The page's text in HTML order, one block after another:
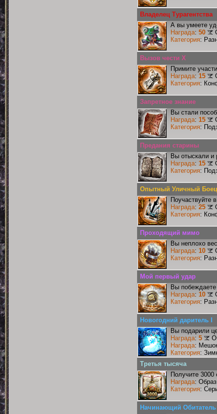
Владелец Турагентства
А вы умеете
Награда: 50
Категория:
Вызов чести X
Примите
Награда: 15
Категория:
Запретное знание
Вы стали
Награда: 15
Категория:
Предания старины
Вы отыскали
Награда: 15
Категория:
Опытный Уличный Боец
Поучаствуйте
Награда: 25
Категория:
Проходящий мимо
Вы неплохо
Награда: 10
Категория:
Мой первый удар
Вы
Награда: 10
Категория:
Новогодний даритель I
Вы подарили
Награда: 5
Награда:
Категория:
Третья тысяча
Получите 3000
Награда: Образ
Категория:
Начинающий